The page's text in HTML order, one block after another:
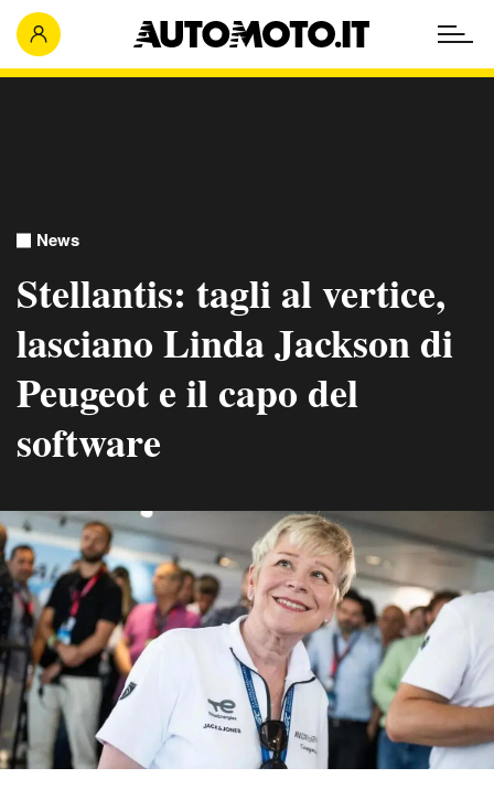
News
Stellantis: tagli al vertice,
lasciano Linda Jackson di
Peugeot e il capo del
software